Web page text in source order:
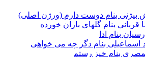
بیژنی بنام دوست دارم (ورژن اصلی)
قربانی بنام گلهای باران خورده
بنام ادا
اسماعیلی بنام دگر چه می خواهی
بنام خیز رستم